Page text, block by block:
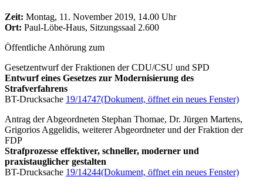
Zeit: Montag, 11. November 2019, 14.00 Uhr
Ort: Paul-Löbe-Haus, Sitzungssaal 2.600
Öffentliche Anhörung zum
Gesetzentwurf der Fraktionen der CDU/CSU und SPD
Entwurf eines Gesetzes zur Modernisierung des
Strafverfahrens
BT-Drucksache 19/14747(Dokument, öffnet ein neues Fenster)
Antrag der Abgeordneten Stephan Thomae, Dr. Jürgen Martens,
Grigorios Aggelidis, weiterer Abgeordneter und der Fraktion der
FDP
Strafprozesse effektiver, schneller, moderner und
praxistauglicher gestalten
BT-Drucksache 19/14244(Dokument, öffnet ein neues Fenster)